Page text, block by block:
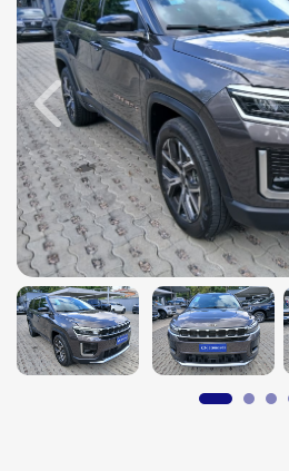
Previous